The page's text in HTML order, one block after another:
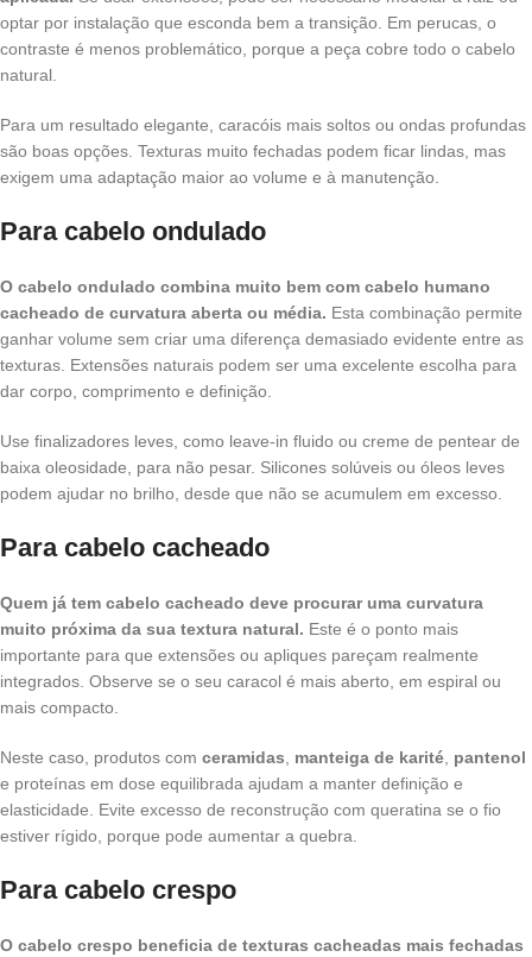
optar por instalação que esconda bem a transição. Em perucas, o
contraste é menos problemático, porque a peça cobre todo o cabelo
natural.
Para um resultado elegante, caracóis mais soltos ou ondas profundas
são boas opções. Texturas muito fechadas podem ficar lindas, mas
exigem uma adaptação maior ao volume e à manutenção.
Para cabelo ondulado
O cabelo ondulado combina muito bem com cabelo humano
cacheado de curvatura aberta ou média. Esta combinação permite
ganhar volume sem criar uma diferença demasiado evidente entre as
texturas. Extensões naturais podem ser uma excelente escolha para
dar corpo, comprimento e definição.
Use finalizadores leves, como leave-in fluido ou creme de pentear de
baixa oleosidade, para não pesar. Silicones solúveis ou óleos leves
podem ajudar no brilho, desde que não se acumulem em excesso.
Para cabelo cacheado
Quem já tem cabelo cacheado deve procurar uma curvatura
muito próxima da sua textura natural. Este é o ponto mais
importante para que extensões ou apliques pareçam realmente
integrados. Observe se o seu caracol é mais aberto, em espiral ou
mais compacto.
Neste caso, produtos com ceramidas, manteiga de karité, pantenol
e proteínas em dose equilibrada ajudam a manter definição e
elasticidade. Evite excesso de reconstrução com queratina se o fio
estiver rígido, porque pode aumentar a quebra.
Para cabelo crespo
O cabelo crespo beneficia de texturas cacheadas mais fechadas